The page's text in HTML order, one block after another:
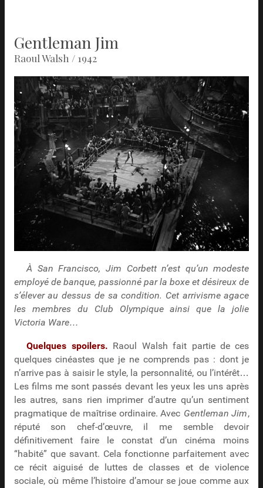
Gentleman Jim
Raoul Walsh / 1942
À San Francisco, Jim Corbett n’est qu’un modeste
employé de banque, passionné par la boxe et désireux de
s’élever au dessus de sa condition. Cet arrivisme agace
les membres du Club Olympique ainsi que la jolie
Victoria Ware…
Quelques spoilers. Raoul Walsh fait partie de ces
quelques cinéastes que je ne comprends pas : dont je
n’arrive pas à saisir le style, la personnalité, ou l’intérêt…
Les films me sont passés devant les yeux les uns après
les autres, sans rien imprimer d’autre qu’un sentiment
pragmatique de maîtrise ordinaire. Avec Gentleman Jim,
réputé son chef-d’œuvre, il me semble devoir
définitivement faire le constat d’un cinéma moins
“habité” que savant. Cela fonctionne parfaitement avec
ce récit aiguisé de luttes de classes et de violence
sociale, où même l’histoire d’amour se joue comme aux